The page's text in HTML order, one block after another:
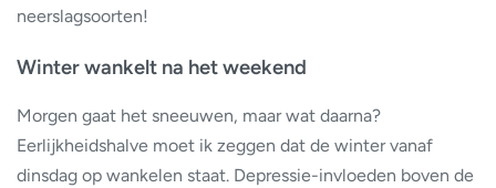
neerslagsoorten!
Winter wankelt na het weekend
Morgen gaat het sneeuwen, maar wat daarna?
Eerlijkheidshalve moet ik zeggen dat de winter vanaf
dinsdag op wankelen staat. Depressie-invloeden boven de